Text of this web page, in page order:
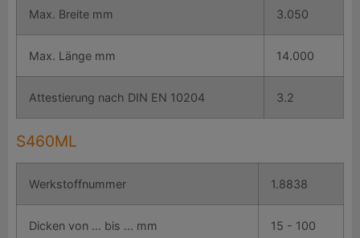
Max. Breite mm 3.050
Max. Länge mm 14.000
Attestierung nach DIN EN 10204 3.2
S460ML
Werkstoffnummer 1.8838
Dicken von ... bis ... mm 15 - 100